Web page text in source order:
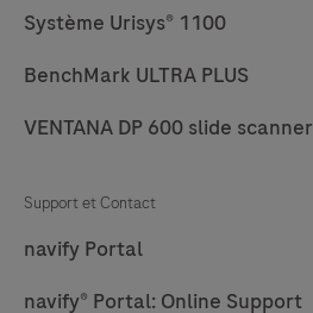
as
an
to
pathologist
and
Système Urisys® 1100
BenchMark ULTRA PLUS
VENTANA DP 600 slide scanner
Support et Contact
navify Portal
navify® Portal: Online Support